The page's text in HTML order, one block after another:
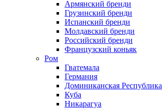
Армянский бренди
Грузинский бренди
Испанский бренди
Молдавский бренди
Российский бренди
Французский коньяк
Ром
Гватемала
Германия
Доминиканская Республика
Куба
Никарагуа